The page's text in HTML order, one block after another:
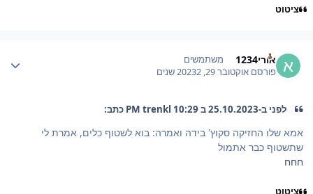
ציטוט
אורי1234 משתמשים
פורסםאוקטובר 29, 2023 2 שנים
לפני ב-25.10.2023 ב 10:29 PM trenkl כתב:
אמא שלו החזיקה סקוץ' בידה ואמרה: בוא לשטוף כלים, אמרת לי
שתשטוף כבר אתמול
חחח
ציטוט